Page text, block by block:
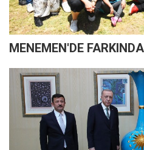
MENEMEN'DE